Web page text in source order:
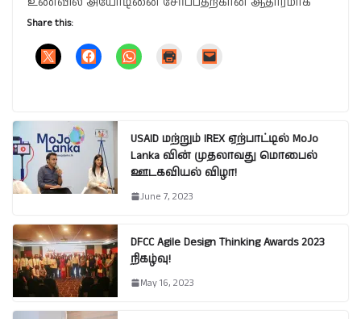
Share this:
USAID மற்றும் IREX ஏற்பாட்டில் MoJo
Lanka வின் முதலாவது மொபைல்
ஊடகவியல் விழா!
June 7, 2023
DFCC Agile Design Thinking Awards 2023
நிகழ்வு!
May 16, 2023